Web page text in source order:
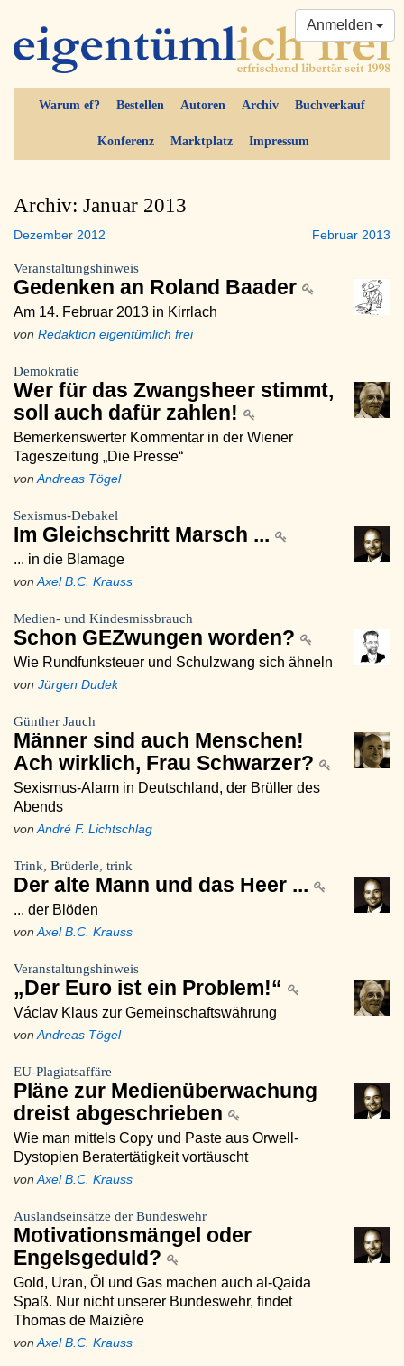
Warum ef? Bestellen Autoren Archiv Buchverkauf
Konferenz Marktplatz Impressum
Anmelden
Archiv: Januar 2013
Dezember 2012 Februar 2013
Veranstaltungshinweis
Gedenken an Roland Baader
Am 14. Februar 2013 in Kirrlach
von Redaktion eigentümlich frei
Demokratie
Wer für das Zwangsheer stimmt,
soll auch dafür zahlen!
Bemerkenswerter Kommentar in der Wiener
Tageszeitung „Die Presse“
von Andreas Tögel
Sexismus-Debakel
Im Gleichschritt Marsch ...
... in die Blamage
von Axel B.C. Krauss
Medien- und Kindesmissbrauch
Schon GEZwungen worden?
Wie Rundfunksteuer und Schulzwang sich ähneln
von Jürgen Dudek
Günther Jauch
Männer sind auch Menschen!
Ach wirklich, Frau Schwarzer?
Sexismus-Alarm in Deutschland, der Brüller des
Abends
von André F. Lichtschlag
Trink, Brüderle, trink
Der alte Mann und das Heer ...
... der Blöden
von Axel B.C. Krauss
Veranstaltungshinweis
„Der Euro ist ein Problem!“
Václav Klaus zur Gemeinschaftswährung
von Andreas Tögel
EU-Plagiatsaffäre
Pläne zur Medienüberwachung
dreist abgeschrieben
Wie man mittels Copy und Paste aus Orwell-
Dystopien Beratertätigkeit vortäuscht
von Axel B.C. Krauss
Auslandseinsätze der Bundeswehr
Motivationsmängel oder
Engelsgeduld?
Gold, Uran, Öl und Gas machen auch al-Qaida
Spaß. Nur nicht unserer Bundeswehr, findet
Thomas de Maizière
von Axel B.C. Krauss